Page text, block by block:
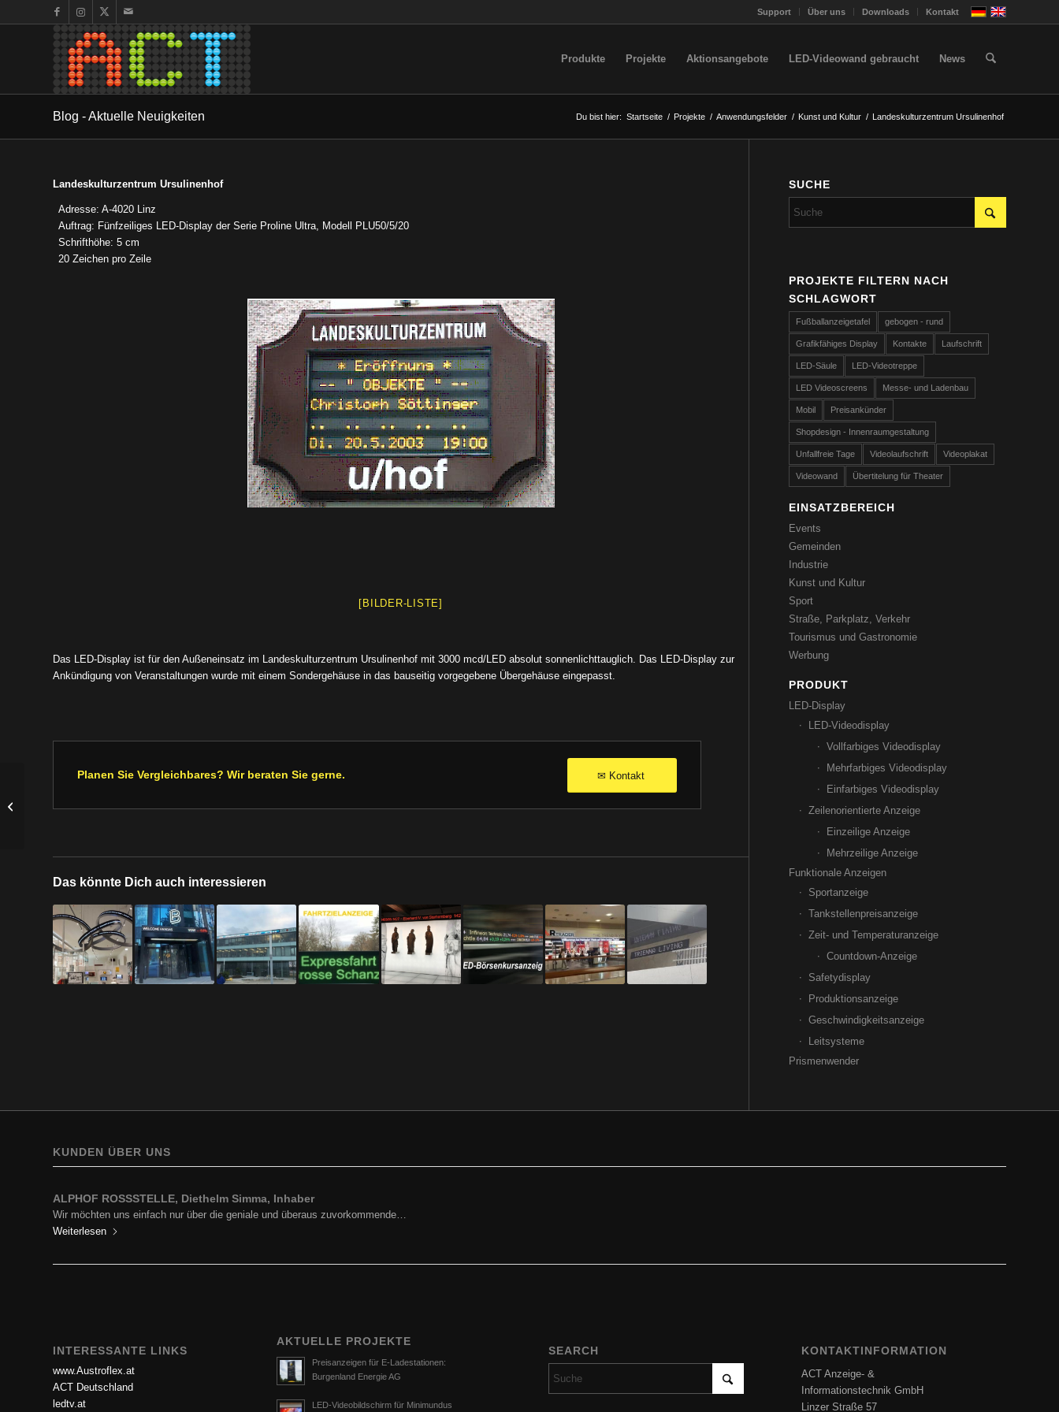
Support Über uns Downloads Kontakt
Produkte Projekte Aktionsangebote LED-Videowand gebraucht News
Blog - Aktuelle Neuigkeiten Du bist hier: Startseite / Projekte / Anwendungsfelder / Kunst und Kultur / Landeskulturzentrum Ursulinenhof
Landeskulturzentrum Ursulinenhof
Adresse: A-4020 Linz
Auftrag: Fünfzeiliges LED-Display der Serie Proline Ultra, Modell PLU50/5/20
Schrifthöhe: 5 cm
20 Zeichen pro Zeile
[BILDER-LISTE]
Das LED-Display ist für den Außeneinsatz im Landeskulturzentrum Ursulinenhof mit 3000 mcd/LED absolut sonnenlichttauglich. Das LED-Display zur
Ankündigung von Veranstaltungen wurde mit einem Sondergehäuse in das bauseitig vorgegebene Übergehäuse eingepasst.
Planen Sie Vergleichbares? Wir beraten Sie gerne. ✉ Kontakt
Das könnte Dich auch interessieren
SUCHE
PROJEKTE FILTERN NACH
SCHLAGWORT
Fußballanzeigetafel gebogen - rund
Grafikfähiges Display Kontakte Laufschrift
LED-Säule LED-Videotreppe
LED Videoscreens Messe- und Ladenbau
Mobil Preisankünder
Shopdesign - Innenraumgestaltung
Unfallfreie Tage Videolaufschrift Videoplakat
Videowand Übertitelung für Theater
EINSATZBEREICH
Events
Gemeinden
Industrie
Kunst und Kultur
Sport
Straße, Parkplatz, Verkehr
Tourismus und Gastronomie
Werbung
PRODUKT
LED-Display
LED-Videodisplay
Vollfarbiges Videodisplay
Mehrfarbiges Videodisplay
Einfarbiges Videodisplay
Zeilenorientierte Anzeige
Einzeilige Anzeige
Mehrzeilige Anzeige
Funktionale Anzeigen
Sportanzeige
Tankstellenpreisanzeige
Zeit- und Temperaturanzeige
Countdown-Anzeige
Safetydisplay
Produktionsanzeige
Geschwindigkeitsanzeige
Leitsysteme
Prismenwender
KUNDEN ÜBER UNS
ALPHOF ROSSSTELLE, Diethelm Simma, Inhaber
Wir möchten uns einfach nur über die geniale und überaus zuvorkommende…
Weiterlesen
BP Europe SE, Zweigniederlassung BP Austria, Ing. Hartfried Cincera, GF, Prokurist
Ich darf mich in Erinnerung rufen und zu aller erst für die…
Weiterlesen
INTERESSANTE LINKS
www.Austroflex.at
ACT Deutschland
ledtv.at
AKTUELLE PROJEKTE
Preisanzeigen für E-Ladestationen:
Burgenland Energie AG
LED-Videobildschirm für Minimundus
SEARCH KONTAKTINFORMATION
ACT Anzeige- &
Informationstechnik GmbH
Linzer Straße 57